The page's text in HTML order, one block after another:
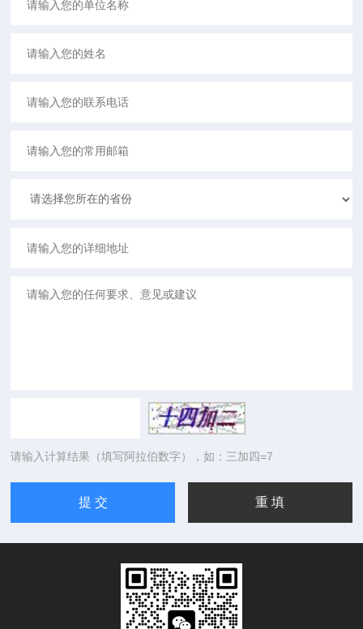
请输入计算结果（填写阿拉伯数字），如：三加四=7